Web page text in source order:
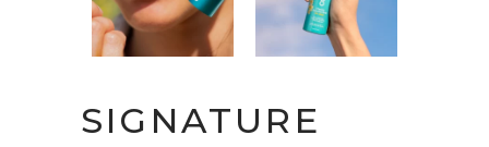
SIGNATURE